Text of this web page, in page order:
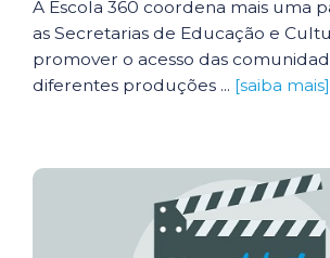
A Escola 360 coordena mais uma
as Secretarias de Educação e
promover o acesso das
diferentes produções ... [saiba mais]